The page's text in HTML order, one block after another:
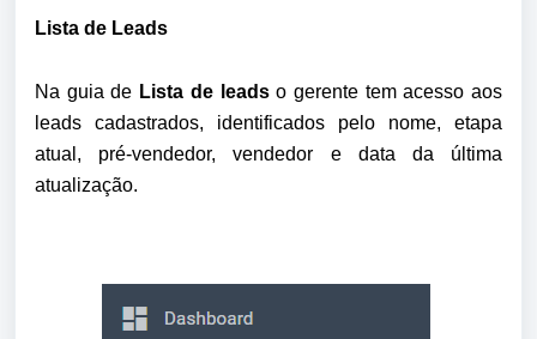
Lista de Leads
Na guia de Lista de leads o gerente tem acesso aos
leads cadastrados, identificados pelo nome, etapa
atual, pré-vendedor, vendedor e data da última
atualização.